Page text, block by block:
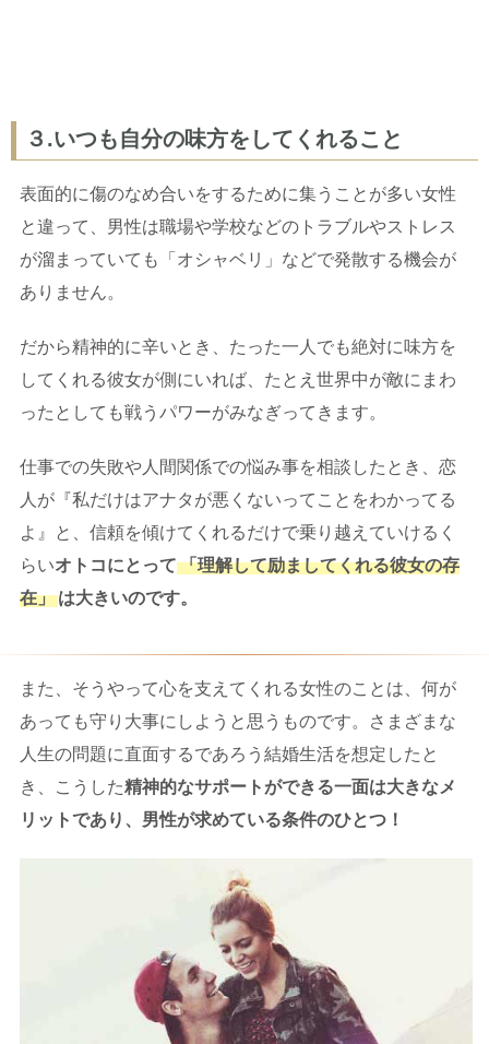
３.いつも自分の味方をしてくれること
表面的に傷のなめ合いをするために集うことが多い女性
と違って、男性は職場や学校などのトラブルやストレス
が溜まっていても「オシャベリ」などで発散する機会が
ありません。
だから精神的に辛いとき、たった一人でも絶対に味方を
してくれる彼女が側にいれば、たとえ世界中が敵にまわ
ったとしても戦うパワーがみなぎってきます。
仕事での失敗や人間関係での悩み事を相談したとき、恋
人が『私だけはアナタが悪くないってことをわかってる
よ』と、信頼を傾けてくれるだけで乗り越えていけるく
らいオトコにとって 「理解して励ましてくれる彼女の存
在」 は大きいのです。
また、そうやって心を支えてくれる女性のことは、何が
あっても守り大事にしようと思うものです。さまざまな
人生の問題に直面するであろう結婚生活を想定したと
き、こうした精神的なサポートができる一面は大きなメ
リットであり、男性が求めている条件のひとつ！